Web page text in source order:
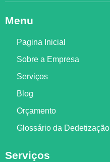
Menu
Pagina Inicial
Sobre a Empresa
Serviços
Blog
Orçamento
Glossário da Dedetização
Serviços